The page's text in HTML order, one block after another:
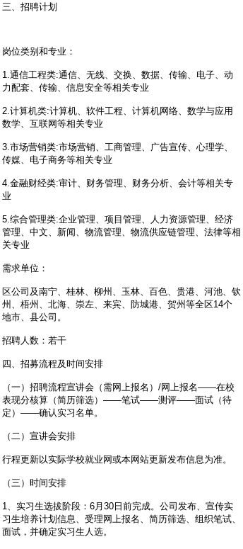
三、招聘计划
岗位类别和专业：
1.通信工程类:通信、无线、交换、数据、传输、电子、动
力配套、传输、信息安全等相关专业
2.计算机类:计算机、软件工程、计算机网络、数学与应用
数学、互联网等相关专业
3.市场营销类:市场营销、工商管理、广告宣传、心理学、
传媒、电子商务等相关专业
4.金融财经类:审计、财务管理、财务分析、会计等相关专
业
5.综合管理类:企业管理、项目管理、人力资源管理、经济
管理、中文、新闻、物流管理、物流供应链管理、法律等相
关专业
需求单位：
区公司及南宁、桂林、柳州、玉林、百色、贵港、河池、钦
州、梧州、北海、崇左、来宾、防城港、贺州等全区14个
地市、县公司。
招聘人数：若干
四、招募流程及时间安排
（一）招聘流程宣讲会（需网上报名）/网上报名——在校
表现分核算（简历筛选）——笔试——测评——面试（待
定）——确认实习名单。
（二）宣讲会安排
行程更新以实际学校就业网或本网站更新发布信息为准。
（三）时间安排
1、实习生选拔阶段：6月30日前完成。公司发布、宣传实
习生培养计划信息、受理网上报名、简历筛选、组织笔试、
面试，并确定实习生人选。